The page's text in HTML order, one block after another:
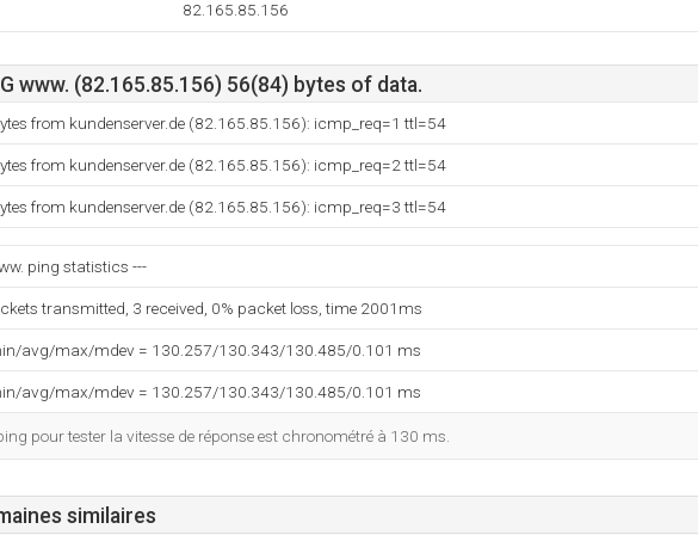
82.165.85.156
www. (82.165.85.156) 56(84) bytes of data.
from kundenserver.de (82.165.85.156): icmp_req=1 ttl=54
from kundenserver.de (82.165.85.156): icmp_req=2 ttl=54
from kundenserver.de (82.165.85.156): icmp_req=3 ttl=54
ping statistics ---
transmitted, 3 received, 0% packet loss, time 2001ms
avg/max/mdev = 130.257/130.343/130.485/0.101 ms
avg/max/mdev = 130.257/130.343/130.485/0.101 ms
pour tester la vitesse de réponse est chronométré à 130 ms.
similaires